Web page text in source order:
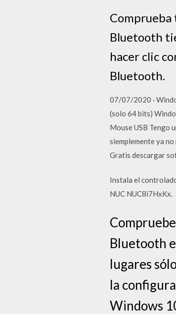
Bluetooth
hacer clic
Bluetooth.
07/07/2020 ·
(solo 64 bits)
Mouse USB Tengo
siemplemente ya
Gratis descargar
Instala el
NUC NUC8i7HxKx.
Bluetooth
lugares
la
Windows